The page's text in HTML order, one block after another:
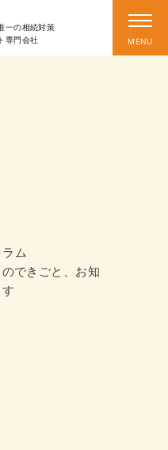
一の相続対策
専門会社
ム
できごと、お知